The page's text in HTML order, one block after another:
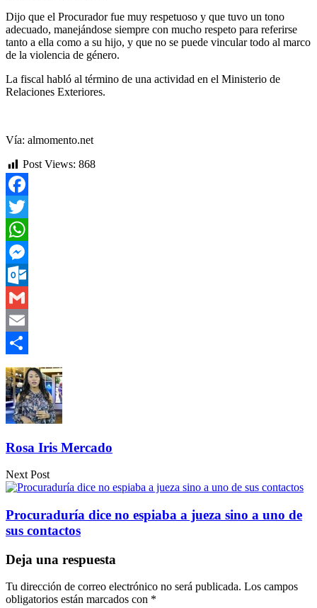
Dijo que el Procurador fue muy respetuoso y que tuvo un tono
adecuado, manejándose siempre con mucho respeto para referirse
tanto a ella como a su hijo, y que no se puede vincular todo al marco
de la violencia de género.
La fiscal habló al término de una actividad en el Ministerio de
Relaciones Exteriores.
Vía: almomento.net
Post Views: 868
Facebook
Twitter
WhatsApp
Messenger
Outlook.com
Gmail
Email
Compartir
Rosa Iris Mercado
Next Post
Procuraduría dice no espiaba a jueza sino a uno de
sus contactos
Deja una respuesta
Tu dirección de correo electrónico no será publicada. Los campos
obligatorios están marcados con *